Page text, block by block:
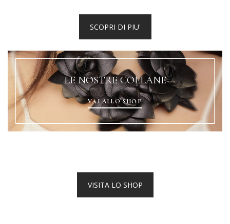
SCOPRI DI PIU'
LE NOSTRE COLLANE
VAI ALLO SHOP
VISITA LO SHOP